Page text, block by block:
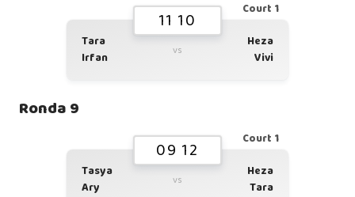
Court 1
11 10
Tara
Irfan
vs
Heza
Vivi
Ronda 9
Court 1
09 12
Tasya
Ary
vs
Heza
Tara